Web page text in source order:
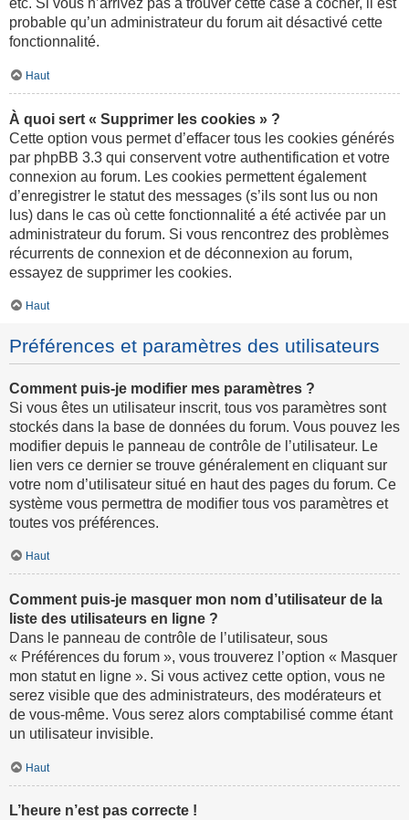
etc. Si vous n’arrivez pas à trouver cette case à cocher, il est
probable qu’un administrateur du forum ait désactivé cette
fonctionnalité.
Haut
À quoi sert « Supprimer les cookies » ?
Cette option vous permet d’effacer tous les cookies générés
par phpBB 3.3 qui conservent votre authentification et votre
connexion au forum. Les cookies permettent également
d’enregistrer le statut des messages (s’ils sont lus ou non
lus) dans le cas où cette fonctionnalité a été activée par un
administrateur du forum. Si vous rencontrez des problèmes
récurrents de connexion et de déconnexion au forum,
essayez de supprimer les cookies.
Haut
Préférences et paramètres des utilisateurs
Comment puis-je modifier mes paramètres ?
Si vous êtes un utilisateur inscrit, tous vos paramètres sont
stockés dans la base de données du forum. Vous pouvez les
modifier depuis le panneau de contrôle de l’utilisateur. Le
lien vers ce dernier se trouve généralement en cliquant sur
votre nom d’utilisateur situé en haut des pages du forum. Ce
système vous permettra de modifier tous vos paramètres et
toutes vos préférences.
Haut
Comment puis-je masquer mon nom d’utilisateur de la
liste des utilisateurs en ligne ?
Dans le panneau de contrôle de l’utilisateur, sous
« Préférences du forum », vous trouverez l’option « Masquer
mon statut en ligne ». Si vous activez cette option, vous ne
serez visible que des administrateurs, des modérateurs et
de vous-même. Vous serez alors comptabilisé comme étant
un utilisateur invisible.
Haut
L’heure n’est pas correcte !